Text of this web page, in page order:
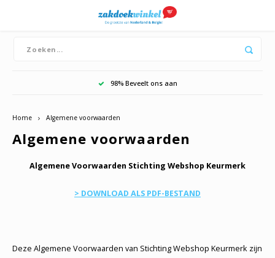
Hoofdmenu / boeren zakdoeken
Hoofdmenu / dames
Hoofdmenu / heren
Hoofdmenu / merken
98% Beveelt ons aan
Home Algemene voorwaarden
Algemene voorwaarden
Algemene Voorwaarden Stichting Webshop Keurmerk
> DOWNLOAD ALS PDF-BESTAND
Deze Algemene Voorwaarden van Stichting Webshop Keurmerk zijn